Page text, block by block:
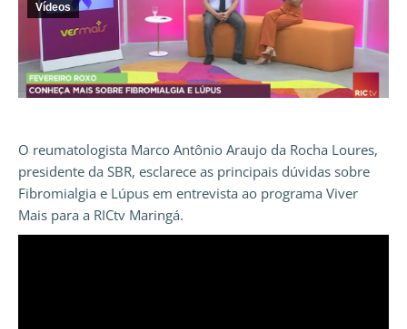
Vídeos
O reumatologista Marco Antônio Araujo da Rocha Loures,
presidente da SBR, esclarece as principais dúvidas sobre
Fibromialgia e Lúpus em entrevista ao programa Viver
Mais para a RICtv Maringá.